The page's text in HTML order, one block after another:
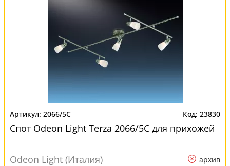
2066/5C 23830
Спот Odeon Light Terza 2066/5C для прихожей
Odeon Light (Италия) архив